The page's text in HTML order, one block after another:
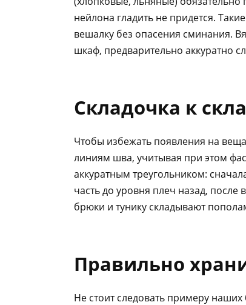
нейлона гладить не придется.
вешалку без опасения сминания.
шкаф, предварительно аккуратно
Складочка к
Чтобы избежать появления на
линиям шва, учитывая при этом
аккуратным треугольником:
часть до уровня плеч назад,
брюки и тунику складывают
Правильно
Не стоит следовать примеру